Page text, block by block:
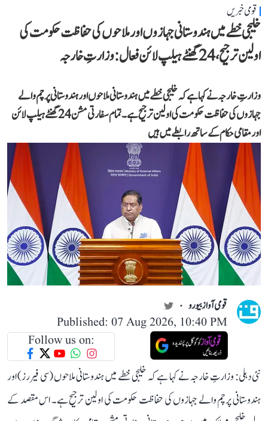
قومی خبریں
خلیجی خطے میں ہندوستانی جہازوں اور ملاحوں کی حفاظت حکومت کی
اولین ترجیح، 24 گھنٹے ہیلپ لائن فعال: وزارتِ خارجہ
وزارتِ خارجہ نے کہا ہے کہ خلیجی خطے میں ہندوستانی ملاحوں اور ہندوستانی پرچم والے
جہازوں کی حفاظت حکومت کی اولین ترجیح ہے۔ تمام سفارتی مشن 24 گھنٹے ہیلپ لائن
اور مقامی حکام کے ساتھ رابطے میں ہیں
قومی آواز بیورو
Published: 07 Aug 2026, 10:40 PM
Follow us on:
نئی دہلی: وزارتِ خارجہ نے کہا ہے کہ خلیجی خطے میں ہندوستانی ملاحوں (سی فیررز) اور
ہندوستانی پرچم والے جہازوں کی حفاظت حکومت کی اولین ترجیح ہے۔ اس مقصد کے